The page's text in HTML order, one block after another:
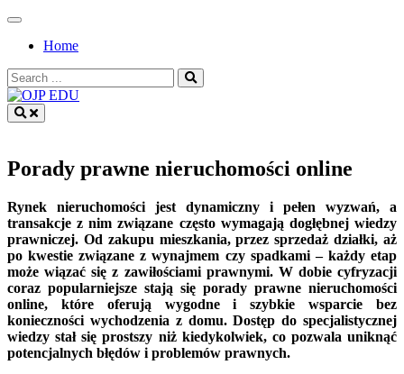
Skip
contentHome
Search
for:
Porady prawne nieruchomości online
Rynek nieruchomości jest dynamiczny i pełen wyzwań, a
transakcje z nim związane często wymagają dogłębnej wiedzy
prawniczej. Od zakupu mieszkania, przez sprzedaż działki, aż
po kwestie związane z wynajmem czy spadkami – każdy etap
może wiązać się z zawiłościami prawnymi. W dobie cyfryzacji
coraz popularniejsze stają się porady prawne nieruchomości
online, które oferują wygodne i szybkie wsparcie bez
konieczności wychodzenia z domu. Dostęp do specjalistycznej
wiedzy stał się prostszy niż kiedykolwiek, co pozwala uniknąć
potencjalnych błędów i problemów prawnych.